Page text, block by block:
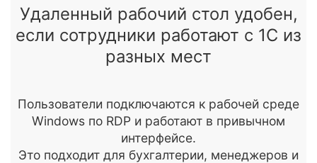
Удаленный рабочий стол удобен,
если сотрудники работают с 1С из
разных мест
Пользователи подключаются к рабочей среде
Windows по RDP и работают в привычном
интерфейсе.
Это подходит для бухгалтерии, менеджеров и